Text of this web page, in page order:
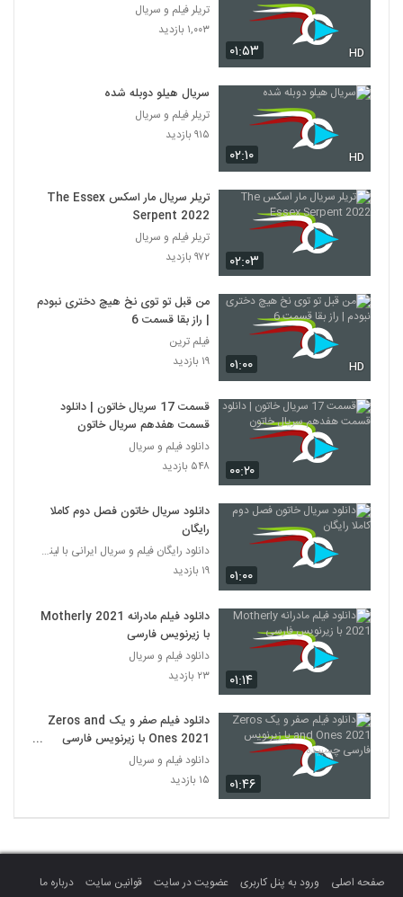
۰۱:۵۳ HD
تریلر فیلم و سریال
۱,۰۰۳ بازدید
۰۲:۱۰ HD
سریال هیلو دوبله شده
تریلر فیلم و سریال
۹۱۵ بازدید
۰۲:۰۳
تریلر سریال مار اسکس The Essex
Serpent 2022
تریلر فیلم و سریال
۹۷۲ بازدید
۰۱:۰۰ HD
من قبل تو توی نخ هیچ دختری نبودم
| راز بقا قسمت 6
فیلم ترین
۱۹ بازدید
۰۰:۲۰
قسمت 17 سریال خاتون | دانلود
قسمت هفدهم سریال خاتون
دانلود فیلم و سریال
۵۴۸ بازدید
۰۱:۰۰
دانلود سریال خاتون فصل دوم کاملا
رایگان
دانلود رایگان فیلم و سریال ایرانی با لینک مستقیم
۱۹ بازدید
۰۱:۱۴
دانلود فیلم مادرانه Motherly 2021
با زیرنویس فارسی
دانلود فیلم و سریال
۲۳ بازدید
۰۱:۴۶
دانلود فیلم صفر و یک Zeros and
Ones 2021 با زیرنویس فارسی
چسبیده
دانلود فیلم و سریال
۱۵ بازدید
صفحه اصلی ورود به پنل کاربری عضویت در سایت قوانین سایت
درباره ما